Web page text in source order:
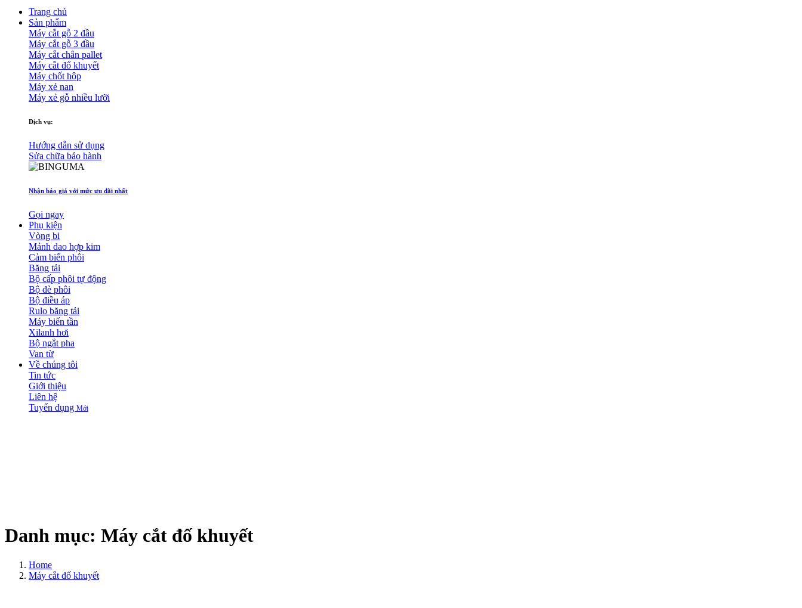
Trang chủ
Sản phẩm
Máy cắt gỗ 2 đầu
Máy cắt gỗ 3 đầu
Máy cắt chân pallet
Máy cắt đố khuyết
Máy chốt hộp
Máy xẻ nan
Máy xẻ gỗ nhiều lưỡi
Dịch vụ:
Hướng dẫn sử dụng
Sửa chữa bảo hành
Nhận báo giá với mức ưu đãi nhất
Gọi ngay
Phụ kiện
Vòng bi
Mảnh dao hợp kim
Cảm biến phôi
Băng tải
Bộ cấp phôi tự động
Bộ đè phôi
Bộ điều áp
Rulo băng tải
Máy biến tần
Xilanh hơi
Bộ ngắt pha
Van từ
Về chúng tôi
Tin tức
Giới thiệu
Liên hệ
Tuyển dụng Mới
Danh mục: Máy cắt đố khuyết
Home
Máy cắt đố khuyết